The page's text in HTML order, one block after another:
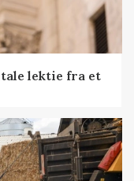
lektie fra et